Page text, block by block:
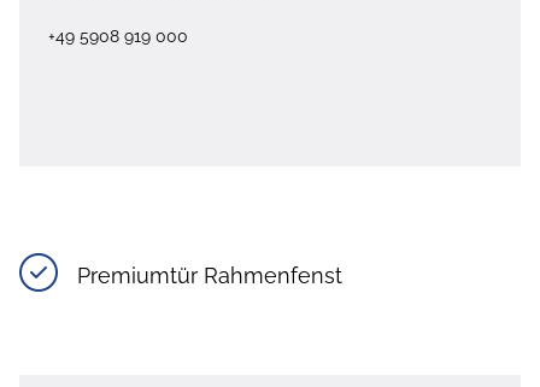
+49 5908 919 000
Premiumtür Rahmenfenst